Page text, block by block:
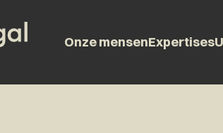
Onze mensenExpertises